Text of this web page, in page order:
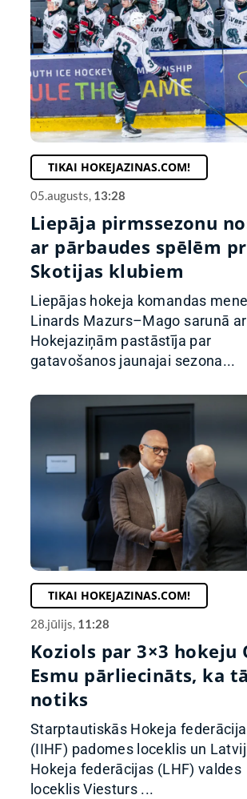
TIKAI HOKEJAZINAS.COM!
05.augusts, 13:28
Liepāja pirmssezonu
ar pārbaudes spēlēm
Skotijas klubiem
Liepājas hokeja komandas
Linards Mazurs–Mago sarunā ar
Hokejaziņām pastāstīja par
gatavošanos jaunajai sezona...
TIKAI HOKEJAZINAS.COM!
28.jūlijs, 11:28
Koziols par 3×3 hokeju
Esmu pārliecināts, ka tā
notiks
Starptautiskās Hokeja
(IIHF) padomes loceklis un
Hokeja federācijas (LHF) valdes
loceklis Viesturs ...